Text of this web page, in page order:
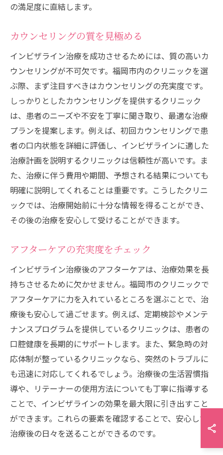
の満足度に直結します。
カウンセリングの質を見極める
インビザライン治療を成功させるためには、質の高いカ
ウンセリングが不可欠です。福岡市内のクリニックを選
ぶ際、まず注目すべきはカウンセリングの充実度です。
しっかりとしたカウンセリングを提供するクリニック
は、患者のニーズや不安を丁寧に聞き取り、最適な治療
プランを提案します。例えば、初回カウンセリングで患
者の口内状態を詳細に評価し、インビザラインに適した
治療計画を説明するクリニックは信頼性が高いです。ま
た、治療に伴う費用や期間、予想される結果についても
明確に説明してくれることは重要です。こうしたクリニ
ックでは、治療開始前に十分な情報を得ることができ、
その後の治療を安心して受けることができます。
アフターケアの充実度をチェック
インビザライン治療後のアフターケアは、治療効果を長
持ちさせるために欠かせません。福岡市のクリニックで
アフターケアに力を入れているところを選ぶことで、治
療後も安心して過ごせます。例えば、定期検診やメンテ
ナンスプログラムを提供しているクリニックは、患者の
口腔健康を長期的にサポートします。また、緊急時の対
応体制が整っているクリニックなら、突然のトラブルに
も迅速に対応してくれるでしょう。治療後の生活習慣指
導や、リテーナーの使用方法についても丁寧に指導する
ことで、インビザラインの効果を最大限に引き出すこと
ができます。これらの要素を確認することで、安心して
治療後の日々を送ることができるのです。